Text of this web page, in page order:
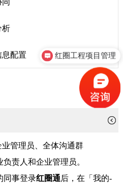
配置
管理员、全体沟通群
责人和企业管理员。
同事登录红圈通后，在「我的-
红圈工程项目管理